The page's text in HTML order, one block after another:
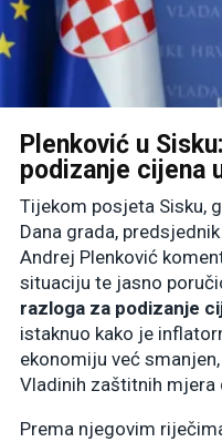
Plenković u
podizanje cijena
Tijekom posjeta Sisku,
Dana grada,
Andrej Plenković
situaciju te jasno
razloga za podizanje
istaknuo kako je
ekonomiju već
Vladinih zaštitnih mjera
Prema njegovim